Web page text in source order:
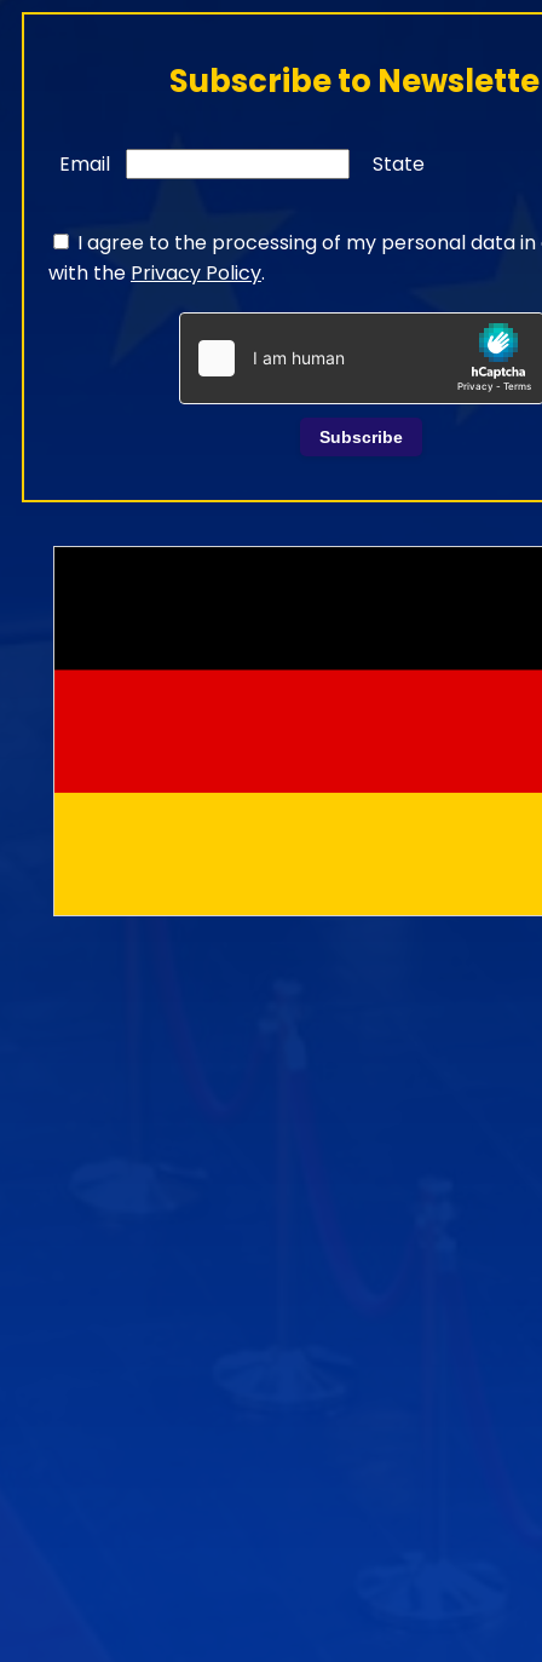
Subscribe to
Email State
I agree to the processing of my personal data
with the Privacy Policy.
Subscribe